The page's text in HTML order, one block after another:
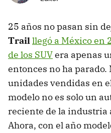
25 años no pasan sin
Trailllegó a México en
de los SUVera apenas
entonces no ha parado.
unidades vendidas en
modelo no es solo un
reciente de la
Ahora, con el año